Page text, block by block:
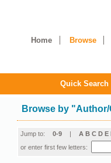
Home Browse
Quick Search
Browse by "
Jump to: 0-9 | A B C D E
or enter first few letters: